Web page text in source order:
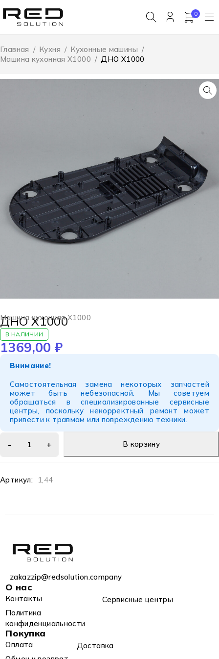
0
Главная / Кухня / Кухонные машины /
Машина кухонная X1000 / ДНО X1000
Машина кухонная X1000
ДНО X1000
В НАЛИЧИИ
1369,00 ₽
Внимание!
Самостоятельная замена некоторых запчастей
может быть небезопасной. Мы советуем
обращаться в специализированные сервисные
центры, поскольку некорректный ремонт может
привести к травмам или повреждению техники.
В корзину
Артикул: 1,44
zakazzip@redsolution.company
О нас
Контакты
Сервисные центры
Политика
конфиденциальности
Покупка
Оплата
Доставка